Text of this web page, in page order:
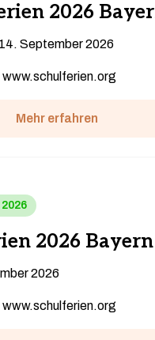
2026
September 2026
www.schulferien.org
Mehr erfahren
2026 Bayern
2026
www.schulferien.org